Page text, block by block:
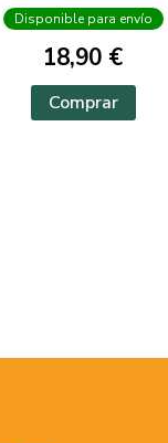
Disponible para envío
18,90 €
Comprar